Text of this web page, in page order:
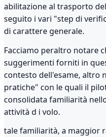
abilitazione al trasporto
seguito i vari "step di
di carattere generale.
Facciamo peraltro notare
suggerimenti forniti in
contesto dell'esame, altro
pratiche" con le quali il
consolidata familiarità
attività d i volo.
tale familiarità, a maggior